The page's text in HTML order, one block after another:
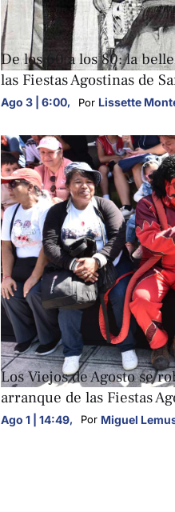
FOTOGALERÍAS
De los 60 a los 80: la
las Fiestas Agostinas de
Ago 3 | 6:00, Por Lissette
FOTOGALERÍAS
Los Viejos de Agosto se
arranque de las Fiestas
Ago 1 | 14:49, Por Miguel